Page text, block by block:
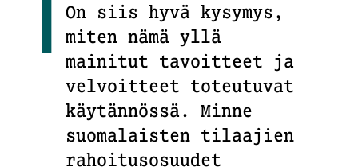
On siis hyvä kysymys,
miten nämä yllä
mainitut tavoitteet ja
velvoitteet toteutuvat
käytännössä. Minne
suomalaisten tilaajien
rahoitusosuudet